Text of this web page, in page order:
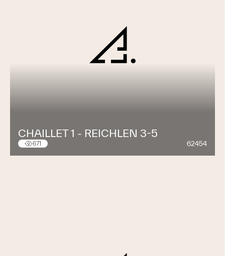
CHAILLET 1 - REICHLEN 3-5
671 62454